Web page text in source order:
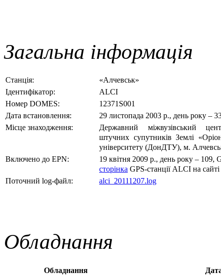
Загальна інформація
Станція:
«Алчевськ»
Ідентифікатор:
ALCI
Номер DOMES:
12371S001
Дата встановлення:
29 листопада 2003 р., день року –
Місце знаходження:
Державний міжвузівський
штучних супутників Землі
університету (ДонДТУ), м.
Включено до EPN:
19 квітня 2009 р., день року – 109,
сторінка GPS-станції ALCI на
Поточний log-файл:
alci_20111207.log
Обладнання
Обладнання